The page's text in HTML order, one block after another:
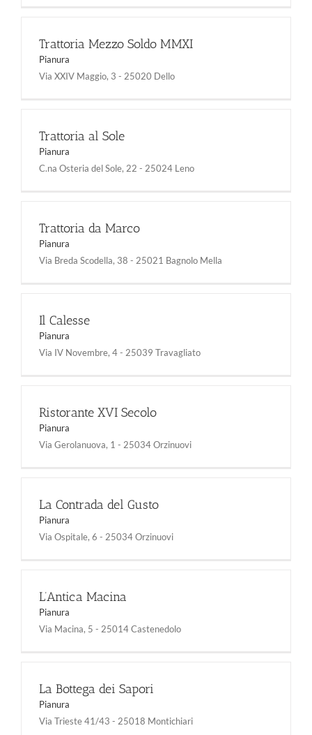
Trattoria Mezzo Soldo MMXI
Pianura
Via XXIV Maggio, 3 - 25020 Dello
Trattoria al Sole
Pianura
C.na Osteria del Sole, 22 - 25024 Leno
Trattoria da Marco
Pianura
Via Breda Scodella, 38 - 25021 Bagnolo Mella
Il Calesse
Pianura
Via IV Novembre, 4 - 25039 Travagliato
Ristorante XVI Secolo
Pianura
Via Gerolanuova, 1 - 25034 Orzinuovi
La Contrada del Gusto
Pianura
Via Ospitale, 6 - 25034 Orzinuovi
L’Antica Macina
Pianura
Via Macina, 5 - 25014 Castenedolo
La Bottega dei Sapori
Pianura
Via Trieste 41/43 - 25018 Montichiari